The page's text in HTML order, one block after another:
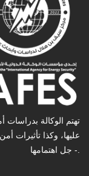
تهتم الوكالة بدراسات
عليها، وكذا تأثیرات
- جل اهتمامها.